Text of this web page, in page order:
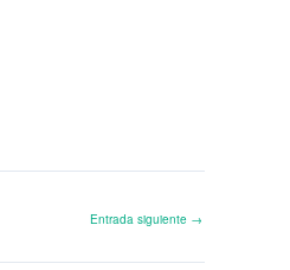
Entrada siguiente →